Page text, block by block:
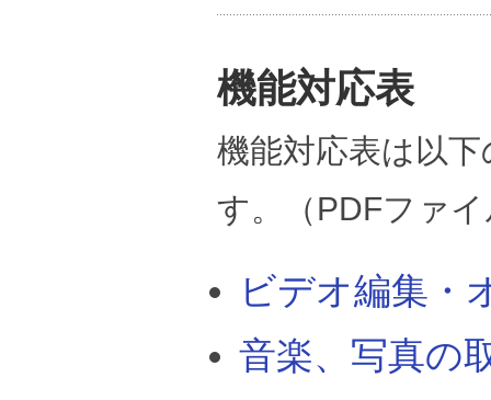
機能対応表
機能対応表は以
す。（PDFファ
ビデオ編集・
音楽、写真の